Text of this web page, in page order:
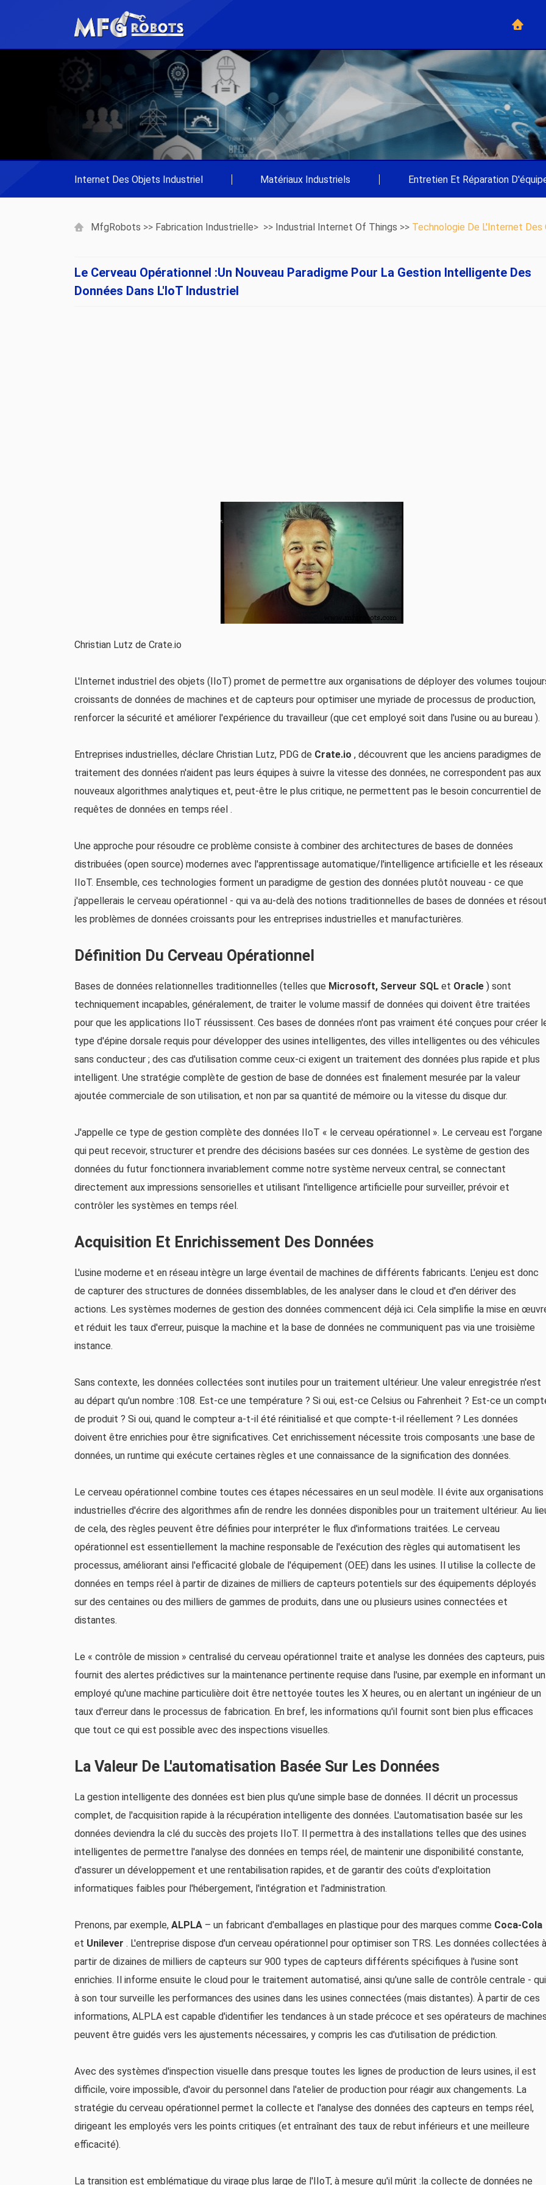
Internet Des Objets Industriel Matériaux Industriels Entretien Et Réparation
MfgRobots >> Fabrication Industrielle> >> Industrial Internet Of Things >> Technologie De L'Internet Des
Le Cerveau Opérationnel :un Nouveau Paradigme Pour La Gestion Intelligente Des
Données Dans L'IoT Industriel
Christian Lutz de Crate.io
L'Internet industriel des objets (IIoT) promet de permettre aux organisations de déployer des volumes
croissants de données de machines et de capteurs pour optimiser une myriade de processus de production,
renforcer la sécurité et améliorer l'expérience du travailleur (que cet employé soit dans l'usine ou au bureau ).
Entreprises industrielles, déclare Christian Lutz, PDG de Crate.io , découvrent que les anciens paradigmes de
traitement des données n'aident pas leurs équipes à suivre la vitesse des données, ne correspondent pas aux
nouveaux algorithmes analytiques et, peut-être le plus critique, ne permettent pas le besoin concurrentiel de
requêtes de données en temps réel .
Une approche pour résoudre ce problème consiste à combiner des architectures de bases de données
distribuées (open source) modernes avec l'apprentissage automatique/l'intelligence artificielle et les réseaux
IIoT. Ensemble, ces technologies forment un paradigme de gestion des données plutôt nouveau - ce que
j'appellerais le cerveau opérationnel - qui va au-delà des notions traditionnelles de bases de données et
les problèmes de données croissants pour les entreprises industrielles et manufacturières.
Définition Du Cerveau Opérationnel
Bases de données relationnelles traditionnelles (telles que Microsoft, Serveur SQL et Oracle ) sont
techniquement incapables, généralement, de traiter le volume massif de données qui doivent être traitées
pour que les applications IIoT réussissent. Ces bases de données n'ont pas vraiment été conçues pour créer
type d'épine dorsale requis pour développer des usines intelligentes, des villes intelligentes ou des véhicules
sans conducteur ; des cas d'utilisation comme ceux-ci exigent un traitement des données plus rapide et plus
intelligent. Une stratégie complète de gestion de base de données est finalement mesurée par la valeur
ajoutée commerciale de son utilisation, et non par sa quantité de mémoire ou la vitesse du disque dur.
J'appelle ce type de gestion complète des données IIoT « le cerveau opérationnel ». Le cerveau est l'organe
qui peut recevoir, structurer et prendre des décisions basées sur ces données. Le système de gestion des
données du futur fonctionnera invariablement comme notre système nerveux central, se connectant
directement aux impressions sensorielles et utilisant l'intelligence artificielle pour surveiller, prévoir et
contrôler les systèmes en temps réel.
Acquisition Et Enrichissement Des Données
L'usine moderne et en réseau intègre un large éventail de machines de différents fabricants. L'enjeu est donc
de capturer des structures de données dissemblables, de les analyser dans le cloud et d'en dériver des
actions. Les systèmes modernes de gestion des données commencent déjà ici. Cela simplifie la mise en
et réduit les taux d'erreur, puisque la machine et la base de données ne communiquent pas via une troisième
instance.
Sans contexte, les données collectées sont inutiles pour un traitement ultérieur. Une valeur enregistrée n'est
au départ qu'un nombre :108. Est-ce une température ? Si oui, est-ce Celsius ou Fahrenheit ? Est-ce un
de produit ? Si oui, quand le compteur a-t-il été réinitialisé et que compte-t-il réellement ? Les données
doivent être enrichies pour être significatives. Cet enrichissement nécessite trois composants :une base de
données, un runtime qui exécute certaines règles et une connaissance de la signification des données.
Le cerveau opérationnel combine toutes ces étapes nécessaires en un seul modèle. Il évite aux organisations
industrielles d'écrire des algorithmes afin de rendre les données disponibles pour un traitement ultérieur. Au
de cela, des règles peuvent être définies pour interpréter le flux d'informations traitées. Le cerveau
opérationnel est essentiellement la machine responsable de l'exécution des règles qui automatisent les
processus, améliorant ainsi l'efficacité globale de l'équipement (OEE) dans les usines. Il utilise la collecte de
données en temps réel à partir de dizaines de milliers de capteurs potentiels sur des équipements déployés
sur des centaines ou des milliers de gammes de produits, dans une ou plusieurs usines connectées et
distantes.
Le « contrôle de mission » centralisé du cerveau opérationnel traite et analyse les données des capteurs, puis
fournit des alertes prédictives sur la maintenance pertinente requise dans l'usine, par exemple en informant un
employé qu'une machine particulière doit être nettoyée toutes les X heures, ou en alertant un ingénieur de un
taux d'erreur dans le processus de fabrication. En bref, les informations qu'il fournit sont bien plus efficaces
que tout ce qui est possible avec des inspections visuelles.
La Valeur De L'automatisation Basée Sur Les Données
La gestion intelligente des données est bien plus qu'une simple base de données. Il décrit un processus
complet, de l'acquisition rapide à la récupération intelligente des données. L'automatisation basée sur les
données deviendra la clé du succès des projets IIoT. Il permettra à des installations telles que des usines
intelligentes de permettre l'analyse des données en temps réel, de maintenir une disponibilité constante,
d'assurer un développement et une rentabilisation rapides, et de garantir des coûts d'exploitation
informatiques faibles pour l'hébergement, l'intégration et l'administration.
Prenons, par exemple, ALPLA – un fabricant d'emballages en plastique pour des marques comme Coca-Cola
et Unilever . L'entreprise dispose d'un cerveau opérationnel pour optimiser son TRS. Les données collectées à
partir de dizaines de milliers de capteurs sur 900 types de capteurs différents spécifiques à l'usine sont
enrichies. Il informe ensuite le cloud pour le traitement automatisé, ainsi qu'une salle de contrôle centrale - qui
à son tour surveille les performances des usines dans les usines connectées (mais distantes). À partir de ces
informations, ALPLA est capable d'identifier les tendances à un stade précoce et ses opérateurs de
peuvent être guidés vers les ajustements nécessaires, y compris les cas d'utilisation de prédiction.
Avec des systèmes d'inspection visuelle dans presque toutes les lignes de production de leurs usines, il est
difficile, voire impossible, d'avoir du personnel dans l'atelier de production pour réagir aux changements. La
stratégie du cerveau opérationnel permet la collecte et l'analyse des données des capteurs en temps réel,
dirigeant les employés vers les points critiques (et entraînant des taux de rebut inférieurs et une meilleure
efficacité).
La transition est emblématique du virage plus large de l'IIoT, à mesure qu'il mûrit :la collecte de données ne